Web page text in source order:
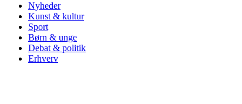
Nyheder
Kunst & kultur
Sport
Børn & unge
Debat & politik
Erhverv